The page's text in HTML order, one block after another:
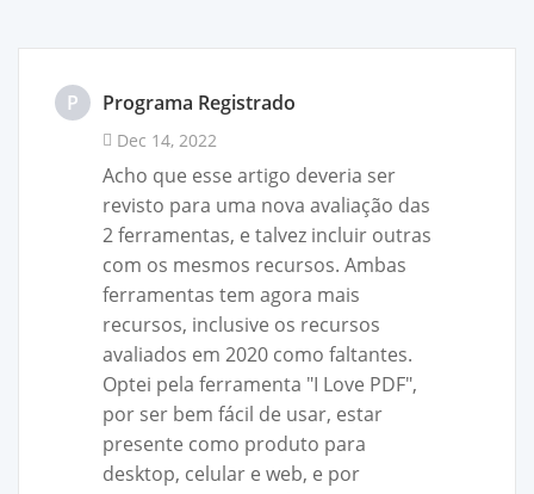
P Programa Registrado
Dec 14, 2022
Acho que esse artigo deveria ser
revisto para uma nova avaliação das
2 ferramentas, e talvez incluir outras
com os mesmos recursos. Ambas
ferramentas tem agora mais
recursos, inclusive os recursos
avaliados em 2020 como faltantes.
Optei pela ferramenta "I Love PDF",
por ser bem fácil de usar, estar
presente como produto para
desktop, celular e web, e por